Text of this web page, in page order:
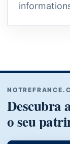
Descubra
o seu